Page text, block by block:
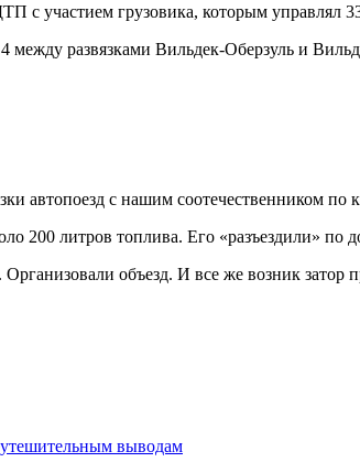
с участием грузовика, которым управлял
между развязками Вильдек-Оберзуль и
автопоезд с нашим соотечественником по
200 литров топлива. Его «разъездили»
объезд. И все же возник
выводам